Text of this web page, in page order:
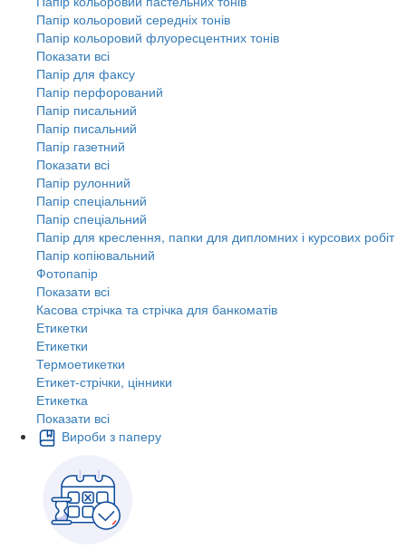
Папір кольоровий середніх тонів
Папір кольоровий флуоресцентних тонів
Показати всі
Папір для факсу
Папір перфорований
Папір писальний
Папір писальний
Папір газетний
Показати всі
Папір рулонний
Папір спеціальний
Папір спеціальний
Папір для креслення, папки для дипломних і курсових робіт
Папір копіювальний
Фотопапір
Показати всі
Касова стрічка та стрічка для банкоматів
Етикетки
Етикетки
Термоетикетки
Етикет-стрічки, цінники
Етикетка
Показати всі
Вироби з паперу